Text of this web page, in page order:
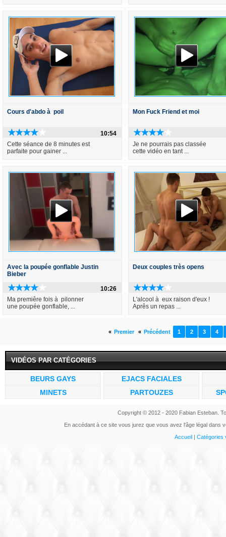
Cours d'abdo à poil
10:54
Cette séance de 8 minutes est
parfaite pour gainer ...
Mon Fuck Friend et moi
Je ne pourrais pas classée
cette vidéo en tant ...
Avec la poupée gonflable Justin
Bieber
10:26
Ma premiêre fois à pilonner
une poupée gonflable, ...
Deux couples très opens
L'alcool à eux raison d'eux !
Aprês un repas ...
« Premier « Précédent 1 2 3 4
VIDÉOS PAR CATÉGORIES
BEURS GAYS
EJACS FACIALES
MINETS
PARTOUZES
Copyright © 2012 - 2020 Fabian Esteban.
En accédant à ce site vous jurez que vous avez l'âge légal dans
Accueil| Catégories